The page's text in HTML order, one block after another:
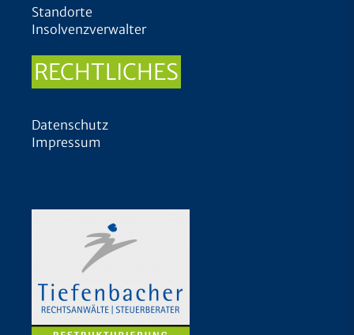
Standorte
Insolvenzverwalter
RECHTLICHES
Datenschutz
Impressum